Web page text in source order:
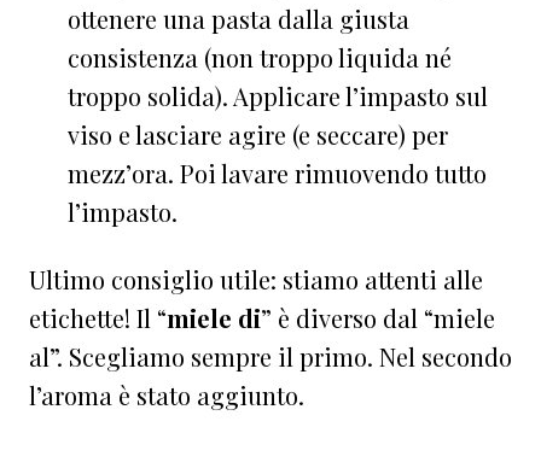
ottenere una pasta dalla giusta
consistenza (non troppo liquida né
troppo solida). Applicare l’impasto sul
viso e lasciare agire (e seccare) per
mezz’ora. Poi lavare rimuovendo tutto
l’impasto.
Ultimo consiglio utile: stiamo attenti alle
etichette! Il “miele di” è diverso dal “miele
al”. Scegliamo sempre il primo. Nel secondo
l’aroma è stato aggiunto.